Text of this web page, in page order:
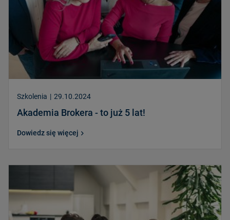
Szkolenia | 29.10.2024
Akademia Brokera - to już 5 lat!
Dowiedz się więcej